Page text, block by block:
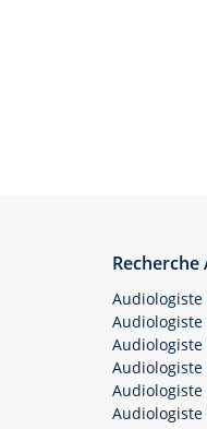
Audiologiste
Audiologiste
Audiologiste
Audiologiste